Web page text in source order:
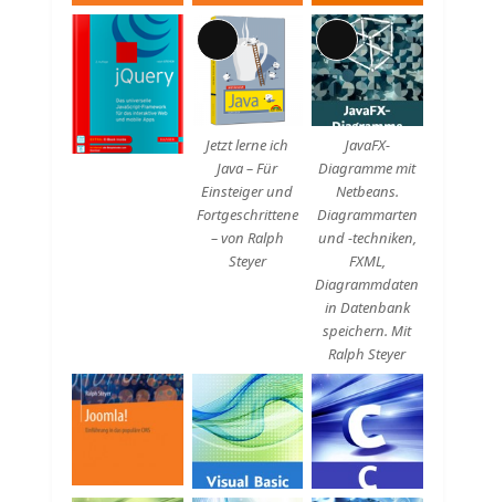
Lange
Beschreibung
Jetzt lerne ich
Java – Für
Einsteiger und
Fortgeschrittene
– von Ralph
Steyer
Lange
Beschreibung
JavaFX-
Diagramme mit
Netbeans.
Diagrammarten
und -techniken,
FXML,
Diagrammdaten
in Datenbank
speichern. Mit
Ralph Steyer